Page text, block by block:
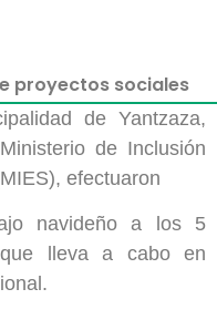
proyectos sociales
de Yantzaza,
de Inclusión
efectuaron
navideño a los 5
lleva a cabo en